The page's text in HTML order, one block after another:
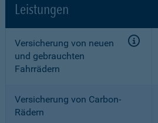
Leistungen
Versicherung von neuen
und gebrauchten
Fahrrädern
Versicherung von Carbon-
Rädern